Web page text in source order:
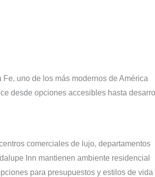
uno de los más modernos de América
desde opciones accesibles hasta
comerciales de lujo, departamentos
Inn mantienen ambiente residencial
para presupuestos y estilos de vida